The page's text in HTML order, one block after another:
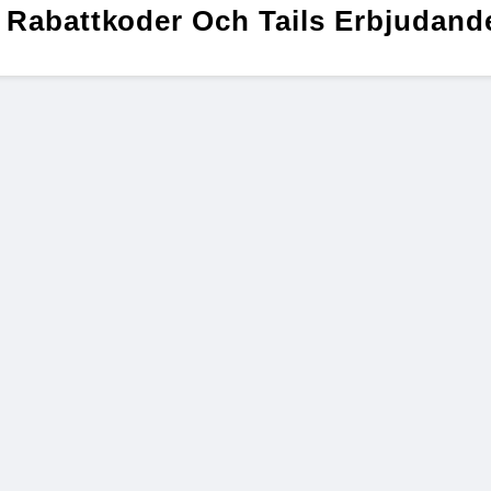
Rabattkoder Och Tails